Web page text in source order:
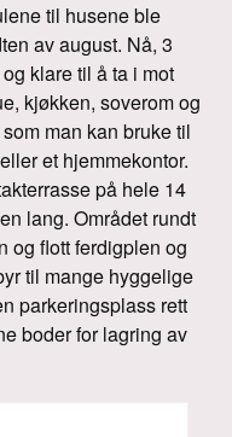
til husene ble
av august. Nå, 3
klare til å ta i mot
kjøkken, soverom og
man kan bruke til
et hjemmekontor.
på hele 14
lang. Området rundt
og flott ferdigplen og
til mange hyggelige
parkeringsplass rett
boder for lagring av